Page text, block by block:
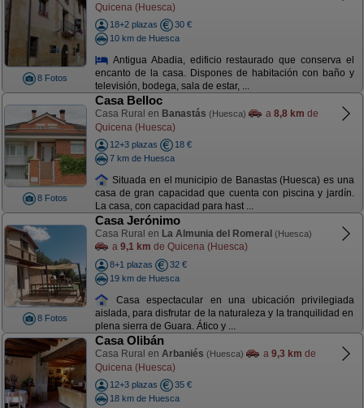
8 Fotos
Quicena (Huesca)
18+2 plazas
30 €
10 km de Huesca
Antigua Abadia, edificio restaurado que conserva el
encanto de la casa. Dispones de habitación con baño y
televisión, bodega, sala de estar, ...
8 Fotos
Casa Belloc
Casa Rural en Banastás (Huesca) a 8,8 km de
Quicena (Huesca)
12+3 plazas
18 €
7 km de Huesca
Situada en el municipio de Banastas (Huesca) es una
casa de gran capacidad que cuenta con piscina y jardín.
La casa, con capacidad para hast ...
8 Fotos
Casa Jerónimo
Casa Rural en La Almunia del Romeral (Huesca)
a 9,1 km de Quicena (Huesca)
8+1 plazas
32 €
19 km de Huesca
Casa espectacular en una ubicación privilegiada
aislada, para disfrutar de la naturaleza y la tranquilidad en
plena sierra de Guara. Ático y ...
Casa Olibán
Casa Rural en Arbaniés (Huesca) a 9,3 km de
Quicena (Huesca)
12+3 plazas
35 €
18 km de Huesca